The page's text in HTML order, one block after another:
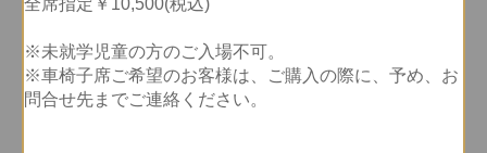
全席指定￥10,500(税込)
※未就学児童の方のご入場不可。
※車椅子席ご希望のお客様は、ご購入の際に、予め、お
問合せ先までご連絡ください。